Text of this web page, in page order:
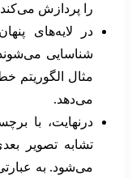
را پردازش
در لایه‌های
شناسایی
می‌دهد.
درنهایت، با
تشابه تصویر
می‌شود. به